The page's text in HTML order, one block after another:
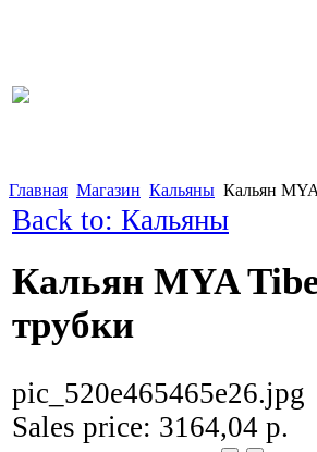
Главная Магазин Кальяны Кальян
Back to: Кальяны
Кальян MYA
трубки
pic_520e465465e26.jpg
Sales price: 3164,04 р.